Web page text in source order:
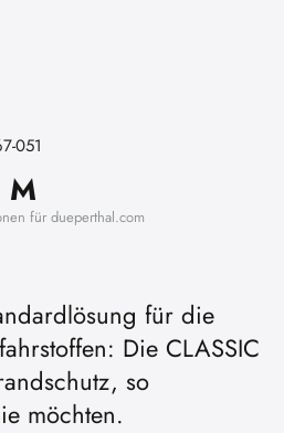
051
M
für dueperthal.com
für die
Die CLASSIC
so
möchten.